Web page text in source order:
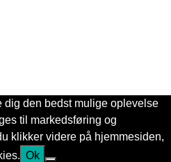
dig den bedst mulige oplevelse
til markedsføring og
klikker videre på hjemmesiden,
Ok